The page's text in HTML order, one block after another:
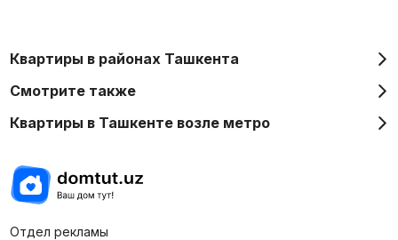
Квартиры в районах Ташкента
Смотрите также
Квартиры в Ташкенте возле метро
Отдел рекламы